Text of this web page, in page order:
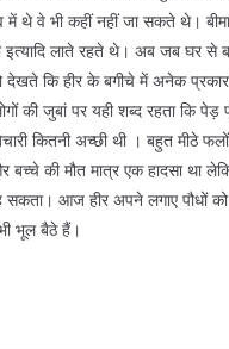
थे वे भी कहीं नहीं जा सकते थे।
लाते रहते थे। अब जब घर से
देखते कि हीर के बगीचे में अनेक
जुबां पर यही शब्द रहता कि पेड़
कितनी अच्छी थी । बहुत मीठे फलों
बच्चे की मौत मात्र एक हादसा था
आज हीर अपने लगाए पौधों
भूल बैठे हैं।